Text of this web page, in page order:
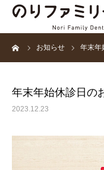
お知らせ 年末年
年末年始休診日の
2023.12.23
HOME